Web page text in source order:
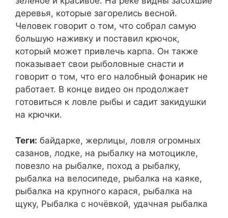
деревья, которые загорелись весной.
Человек говорит о том, что собрал самую
большую наживку и поставил крючок,
который может привлечь карпа. Он также
показывает свои рыболовные снасти и
говорит о том, что его налобный фонарик не
работает. В конце видео он продолжает
готовиться к ловле рыбы и садит закидушки
на крючки.
Теги: байдарке, жерлицы, ловля огромных
сазанов, лодке, на рыбалку на мотоцикле,
повезло на рыбалке, поход а рыбалку,
рыбалка на велосипеде, рыбалка на каяке,
рыбалка на крупного карася, рыбалка на
щуку, Рыбалка с ночёвкой, удачная рыбалка